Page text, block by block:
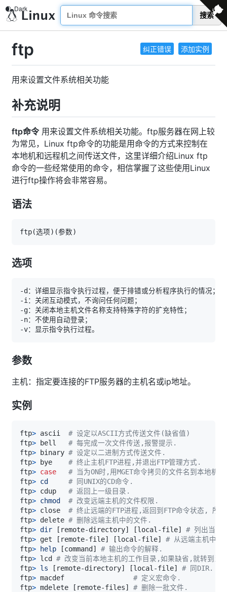
搜索
纠正错误 添加实例
ftp
用来设置文件系统相关功能
补充说明
ftp命令用来设置文件系统相关功能。ftp服务器在网上较
为常见，Linux ftp命令的功能是用命令的方式来控制在
本地机和远程机之间传送文件，这里详细介绍Linux ftp
命令的一些经常使用的命令，相信掌握了这些使用Linux
进行ftp操作将会非常容易。
语法
ftp(选项) (参数)
选项
参数
主机：指定要连接的FTP服务器的主机名或ip地址。
实例
ftp> ascii # 设定以ASCII方式传送文件(缺省值)
ftp> bell # 每完成一次文件传送,报警提示.
ftp> binary # 设定以二进制方式传送文件.
ftp> bye # 终止主机FTP进程,并退出FTP管理方式.
ftp> case
# 当为ON时,用MGET命令拷贝的文件名到本地
ftp> cd
# 同UNIX的CD命令.
ftp> cdup # 返回上一级目录.
ftp> chmod
# 改变远端主机的文件权限.
ftp> close # 终止远端的FTP进程,返回到FTP命令状态, 所
ftp> delete # 删除远端主机中的文件.
ftp> dir [ remote-directory] [local-file]
# 列出当前
ftp> get [ remote-file] [local-file]
# 从远端主机中
ftp> help [command ]
# 输出命令的解释.
ftp> lcd # 改变当前本地主机的工作目录,如果缺省,就转到当
ftp> ls [ remote-directory] [local-file]
# 同DIR.
ftp> macdef # 定义宏命令.
ftp> mdelete [ remote-files]
# 删除一批文件.